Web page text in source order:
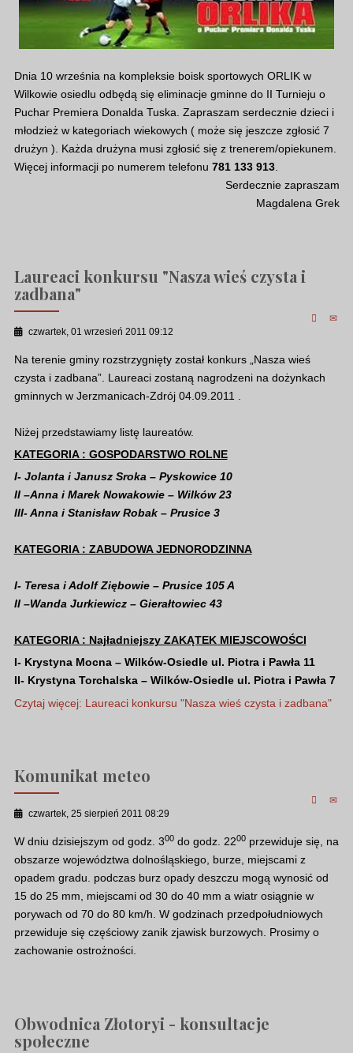
Dnia 10 września na kompleksie boisk sportowych ORLIK w
Wilkowie osiedlu odbędą się eliminacje gminne do II Turnieju o
Puchar Premiera Donalda Tuska. Zapraszam serdecznie dzieci i
młodzież w kategoriach wiekowych ( może się jeszcze zgłosić 7
drużyn ). Każda drużyna musi zgłosić się z trenerem/opiekunem.
Więcej informacji po numerem telefonu 781 133 913.
Serdecznie zapraszam
Magdalena Grek
Laureaci konkursu "Nasza wieś czysta i
zadbana"
czwartek, 01 wrzesień 2011 09:12
Na terenie gminy rozstrzygnięty został konkurs „Nasza wieś
czysta i zadbana”. Laureaci zostaną nagrodzeni na dożynkach
gminnych w Jerzmanicach-Zdrój 04.09.2011 .
Niżej przedstawiamy listę laureatów.
KATEGORIA : GOSPODARSTWO ROLNE
I- Jolanta i Janusz Sroka – Pyskowice 10
II –Anna i Marek Nowakowie – Wilków 23
III- Anna i Stanisław Robak – Prusice 3
KATEGORIA : ZABUDOWA JEDNORODZINNA
I- Teresa i Adolf Ziębowie – Prusice 105 A
II –Wanda Jurkiewicz – Gierałtowiec 43
KATEGORIA : Najładniejszy ZAKĄTEK MIEJSCOWOŚCI
I- Krystyna Mocna – Wilków-Osiedle ul. Piotra i Pawła 11
II- Krystyna Torchalska – Wilków-Osiedle ul. Piotra i Pawła 7
Czytaj więcej: Laureaci konkursu "Nasza wieś czysta i zadbana"
Komunikat meteo
czwartek, 25 sierpień 2011 08:29
W dniu dzisiejszym od godz. 300do godz. 2200przewiduje się, na
obszarze województwa dolnośląskiego, burze, miejscami z
opadem gradu. podczas burz opady deszczu mogą wynosić od
15 do 25 mm, miejscami od 30 do 40 mm a wiatr osiągnie w
porywach od 70 do 80 km/h. W godzinach przedpołudniowych
przewiduje się częściowy zanik zjawisk burzowych. Prosimy o
zachowanie ostrożności.
Obwodnica Złotoryi - konsultacje
społeczne